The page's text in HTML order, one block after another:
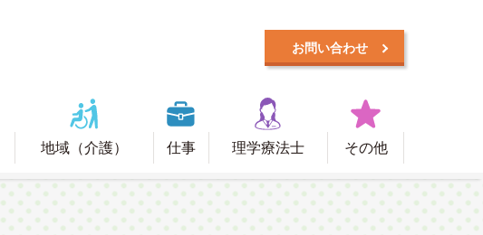
お問い合わせ
地域（介護） 仕事 理学療法士 その他